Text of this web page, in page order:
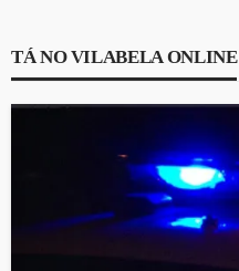
TÁ NO VILABELA ONLINE